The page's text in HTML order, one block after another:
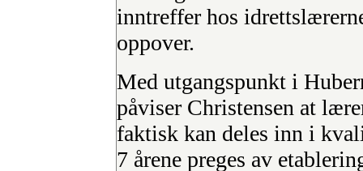
inntreffer hos
oppover.
Med utgangspunkt i
påviser Christensen at
faktisk kan deles inn i
7 årene preges av